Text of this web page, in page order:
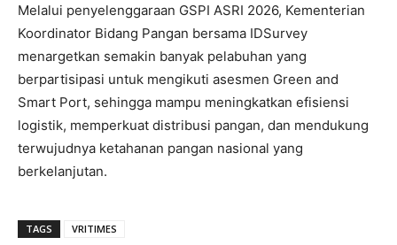
Melalui penyelenggaraan GSPI ASRI 2026, Kementerian
Koordinator Bidang Pangan bersama IDSurvey
menargetkan semakin banyak pelabuhan yang
berpartisipasi untuk mengikuti asesmen Green and
Smart Port, sehingga mampu meningkatkan efisiensi
logistik, memperkuat distribusi pangan, dan mendukung
terwujudnya ketahanan pangan nasional yang
berkelanjutan.
TAGS VRITIMES